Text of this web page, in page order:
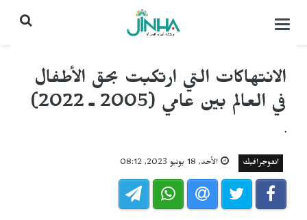
التحكم
الانتهاكات التي ارتكبت بحق الأطفال
في العالم بين عامي (2005 ـ 2022)
.
انفوجرافيك الأحد, 18 يونيو 2023, 08:12